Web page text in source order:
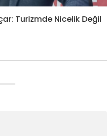
Turizmde Nicelik Değil